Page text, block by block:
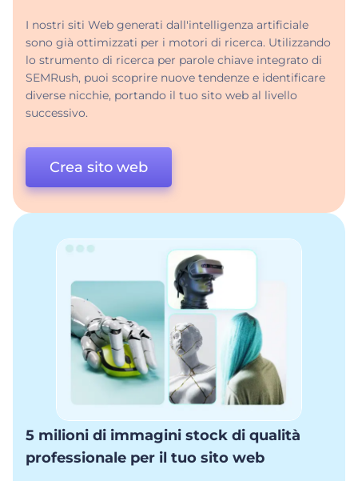
I nostri siti Web generati dall'intelligenza artificiale
sono già ottimizzati per i motori di ricerca. Utilizzando
lo strumento di ricerca per parole chiave integrato di
SEMRush, puoi scoprire nuove tendenze e identificare
diverse nicchie, portando il tuo sito web al livello
successivo.
Crea sito web
5 milioni di immagini stock di qualità
professionale per il tuo sito web